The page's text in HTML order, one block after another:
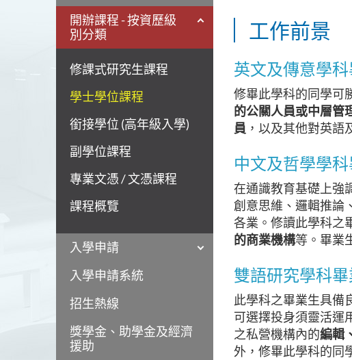
開辦課程 - 按資歷級
別分類
修課式研究生課程
學士學位課程
銜接學位 (高年級入學)
副學位課程
專業文憑 / 文憑課程
課程概覽
入學申請
入學申請系統
招生熱線
獎學金、助學金及經濟
援助
工作前景
英文及傳意學
修畢此學科的同學可
的公關人員或中層管
員 ，以及其他對英語
中文及哲學學
在通識教育基礎上強
創意思維、邏輯推論
各業。修讀此學科之
的商業機構等。畢業
雙語研究學科
此學科之畢業生具備
可選擇投身須靈活運
之私營機構內的編輯
外，修畢此學科的同